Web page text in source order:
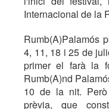
Internacional de la
Rumb(A)Palamós
4, 11, 18 i 25 de
primer el farà la
Rumb(A)nd
10 de la nit.
prèvia, que